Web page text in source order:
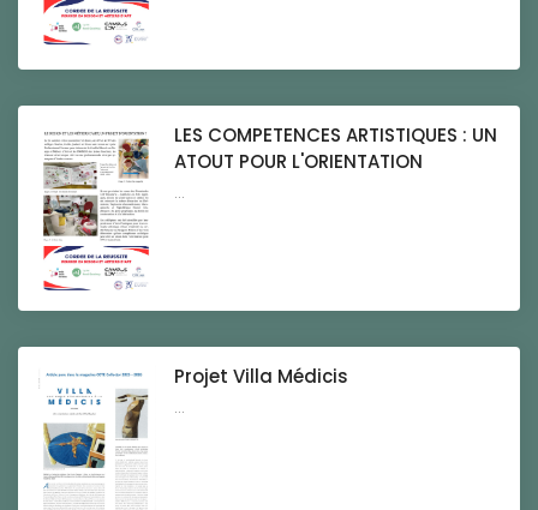
LES COMPETENCES ARTISTIQUES : UN
ATOUT POUR L'ORIENTATION
...
Projet Villa Médicis
...